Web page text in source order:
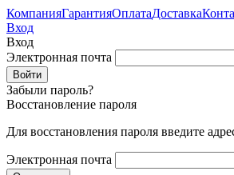
КомпанияГарантияОплатаДоставка
Вход
Вход
Электронная почта
Забыли пароль?
Восстановление пароля
Для восстановления пароля введите
Электронная почта